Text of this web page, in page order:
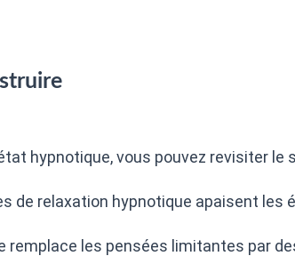
hypnotique, vous pouvez revisiter le
de relaxation hypnotique apaisent les
remplace les pensées limitantes par